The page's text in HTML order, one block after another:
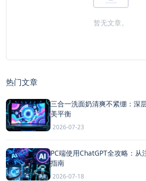
暂无文章。
热门文章
三合一洗面奶清爽不紧绷：深
美平衡
2026-07-23
PC端使用ChatGPT全攻略：
指南
2026-07-18